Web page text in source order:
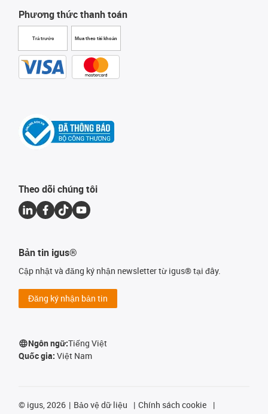
Phương thức thanh toán
Trả trước Mua theo tài khoản
Theo dõi chúng tôi
Bản tin igus®
Cập nhật và đăng ký nhận newsletter từ igus® tại đây.
Đăng ký nhận bản tin
Ngôn ngữ:Tiếng Việt
Quốc gia: Việt Nam
© igus, 2026 Bảo vệ dữ liệu
Chính sách cookie